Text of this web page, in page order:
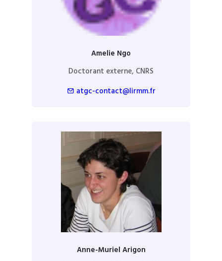
Amelie Ngo
Doctorant externe, CNRS
atgc-contact@lirmm.fr
Anne-Muriel Arigon